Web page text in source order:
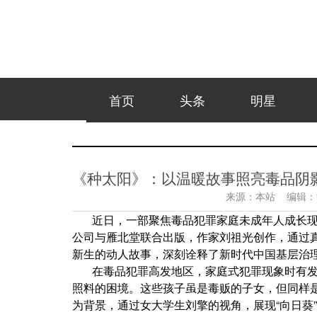
首页 头条 明星
《种太阳》：以温暖故事照亮毒品
来源： 本站 编辑：
近日，一部聚焦毒品犯罪家庭未成年人成长
公司与雁北堂联合出版，作家刘祖光创作，通
新生的动人故事，深刻诠释了新时代中国基层治
在毒品犯罪高发地区，家庭式犯罪现象时有
照料的困境。这些孩子虽是毒贩的子女，但同
为背景，通过女大学生刘擎的视角，展现“向日